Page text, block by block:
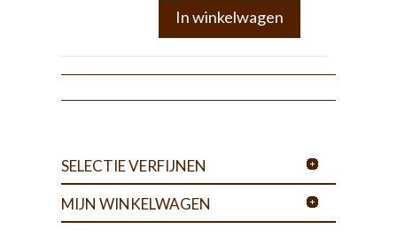
In winkelwagen
SELECTIE VERFIJNEN
MIJN WINKELWAGEN